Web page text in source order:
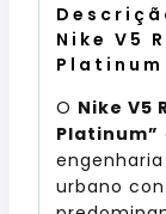
Nike V5
Platinum
O Nike V5
Platinum”
urbano